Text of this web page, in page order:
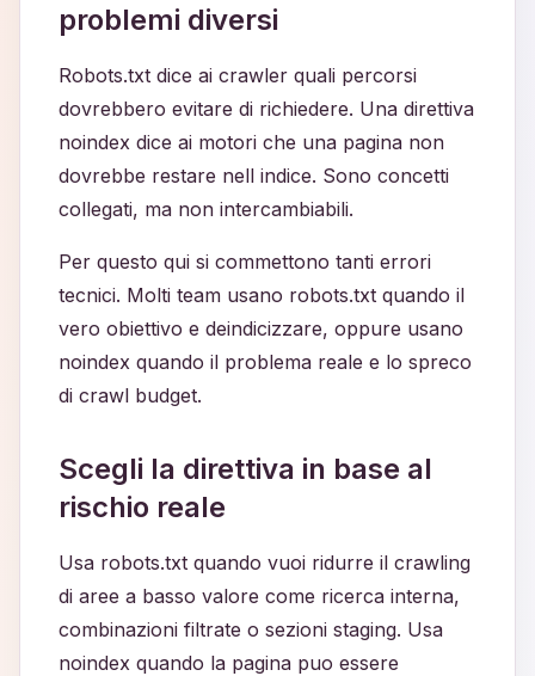
problemi diversi
Robots.txt dice ai crawler quali percorsi
dovrebbero evitare di richiedere. Una direttiva
noindex dice ai motori che una pagina non
dovrebbe restare nell indice. Sono concetti
collegati, ma non intercambiabili.
Per questo qui si commettono tanti errori
tecnici. Molti team usano robots.txt quando il
vero obiettivo e deindicizzare, oppure usano
noindex quando il problema reale e lo spreco
di crawl budget.
Scegli la direttiva in base al
rischio reale
Usa robots.txt quando vuoi ridurre il crawling
di aree a basso valore come ricerca interna,
combinazioni filtrate o sezioni staging. Usa
noindex quando la pagina puo essere